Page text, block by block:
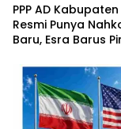
PPP AD
Resmi Punya
Baru, Esra Barus